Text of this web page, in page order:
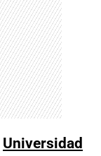
Universidad